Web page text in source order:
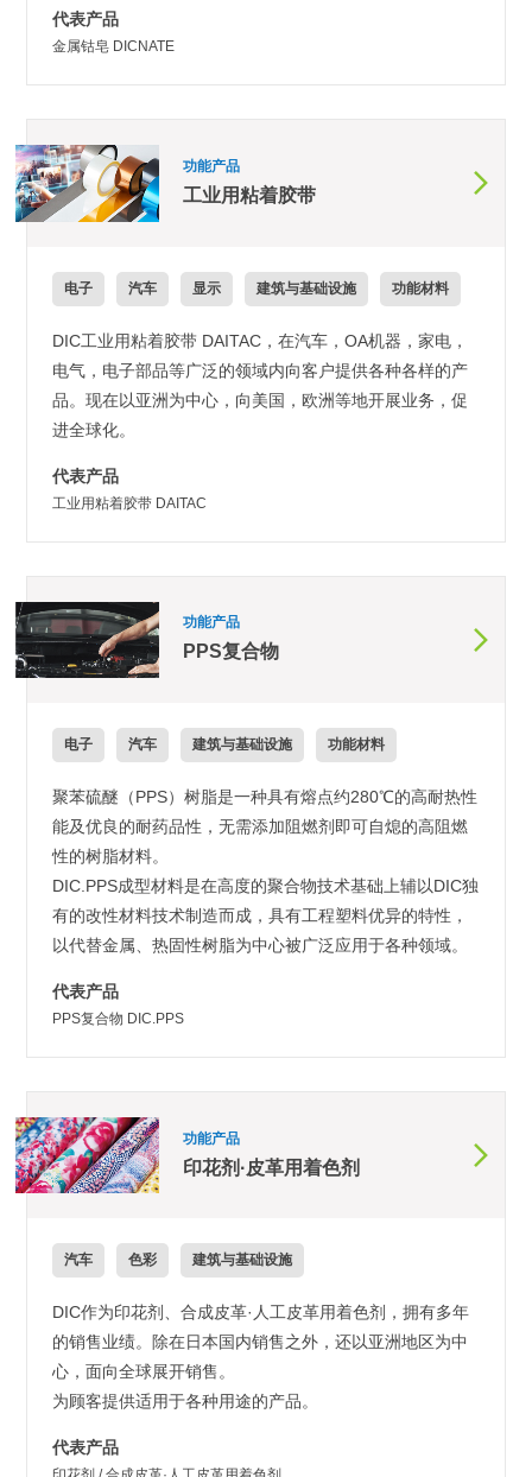
代表产品
金属钴皂 DICNATE
功能产品
工业用粘着胶带
电子 汽车 显示 建筑与基础设施 功能材料
DIC工业用粘着胶带 DAITAC，在汽车，OA机器，家电，
电气，电子部品等广泛的领域内向客户提供各种各样的产
品。现在以亚洲为中心，向美国，欧洲等地开展业务，促
进全球化。
代表产品
工业用粘着胶带 DAITAC
功能产品
PPS复合物
电子 汽车 建筑与基础设施 功能材料
聚苯硫醚（PPS）树脂是一种具有熔点约280℃的高耐热性
能及优良的耐药品性，无需添加阻燃剂即可自熄的高阻燃
性的树脂材料。
DIC.PPS成型材料是在高度的聚合物技术基础上辅以DIC独
有的改性材料技术制造而成，具有工程塑料优异的特性，
以代替金属、热固性树脂为中心被广泛应用于各种领域。
代表产品
PPS复合物 DIC.PPS
功能产品
印花剂·皮革用着色剂
汽车 色彩 建筑与基础设施
DIC作为印花剂、合成皮革·人工皮革用着色剂，拥有多年
的销售业绩。除在日本国内销售之外，还以亚洲地区为中
心，面向全球展开销售。
为顾客提供适用于各种用途的产品。
代表产品